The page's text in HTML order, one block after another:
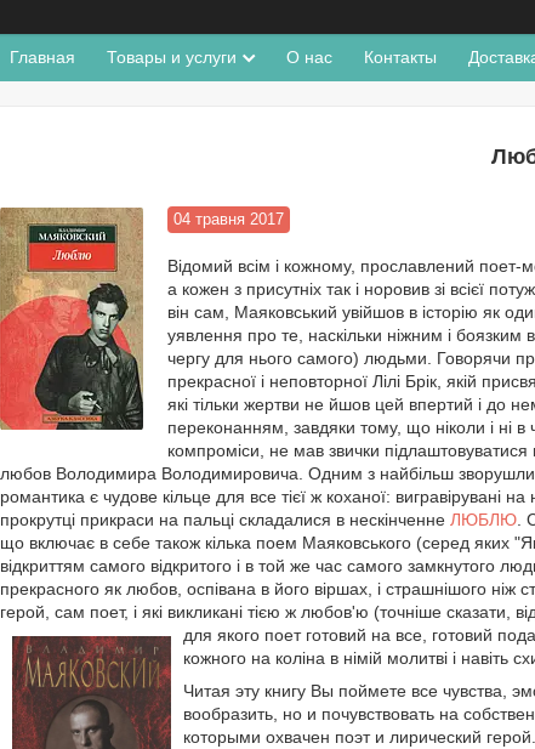
Главная Товары и услуги О нас Контакты
04 травня 2017
Відомий всім і кожному, прославлений поет-
а кожен з присутніх так і норовив зі всієї
він сам, Маяковський увійшов в історію як
уявлення про те, наскільки ніжним і
чергу для нього самого) людьми. Говорячи
прекрасної і неповторної Лілі Брік, якій
які тільки жертви не йшов цей впертий і до
переконанням, завдяки тому, що ніколи і ні
компроміси, не мав звички підлаштовуватися
любов Володимира Володимировича. Одним з найбільш
романтика є чудове кільце для все тієї ж коханої: вигравірувані
прокрутці прикраси на пальці складалися в нескінченне ЛЮБЛЮ .
що включає в себе також кілька поем Маяковського (серед яких
відкриттям самого відкритого і в той же час самого замкнутого
прекрасного як любов, оспівана в його віршах, і страшнішого ніж
герой, сам поет, і які викликані тією ж любов'ю (точніше сказати,
для якого поет готовий на все, готовий
кожного на коліна в німій молитві і навіть
Читая эту книгу Вы поймете все чувства,
вообразить, но и почувствовать на
которыми охвачен поэт и лирический